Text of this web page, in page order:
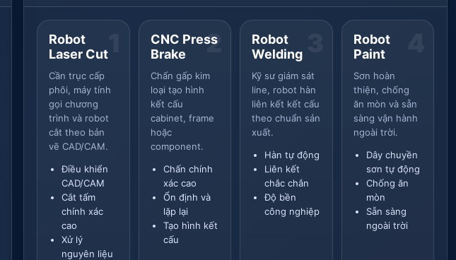
1
Robot
Laser Cut
Cần trục cấp
phôi, máy tính
gọi chương
trình và robot
cắt theo bản
vẽ CAD/CAM.
Điều khiển
CAD/CAM
Cắt tấm
chính xác
cao
Xử lý
nguyên liệu
2
CNC Press
Brake
Chấn gấp kim
loại tạo hình
kết cấu
cabinet, frame
hoặc
component.
Chấn chính
xác cao
Ổn định và
lặp lại
Tạo hình kết
cấu
Robot
Welding
Kỹ sư giám sát
line, robot hàn
liên kết kết cấu
theo chuẩn sản
xuất.
Hàn tự động
Liên kết
chắc chắn
Độ bền
công nghiệp
Robot
Paint
Sơn hoàn
thiện, chống
ăn mòn và sẵn
sàng vận hành
ngoài trời.
Dây chuyền
sơn tự động
Chống ăn
mòn
Sẵn sàng
ngoài trời